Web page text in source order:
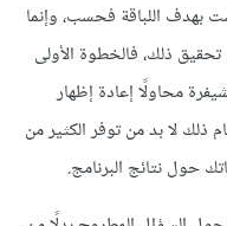
بهدف اللباقة فحسب، وإنما
ذلك، فالخطوة الأولى
محاولًا إعادة إظهار
ذلك لا بد من توفر الكثير من
حول نتائج البرنامج.